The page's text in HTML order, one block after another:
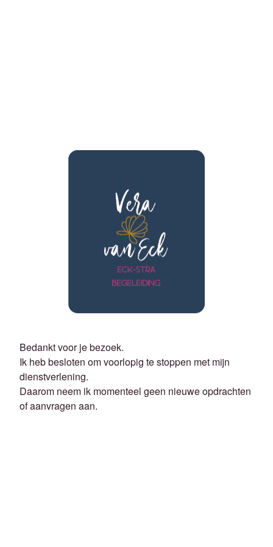
Bedankt voor je bezoek.
Ik heb besloten om voorlopig te stoppen met mijn
dienstverlening.
Daarom neem ik momenteel geen nieuwe opdrachten
of aanvragen aan.